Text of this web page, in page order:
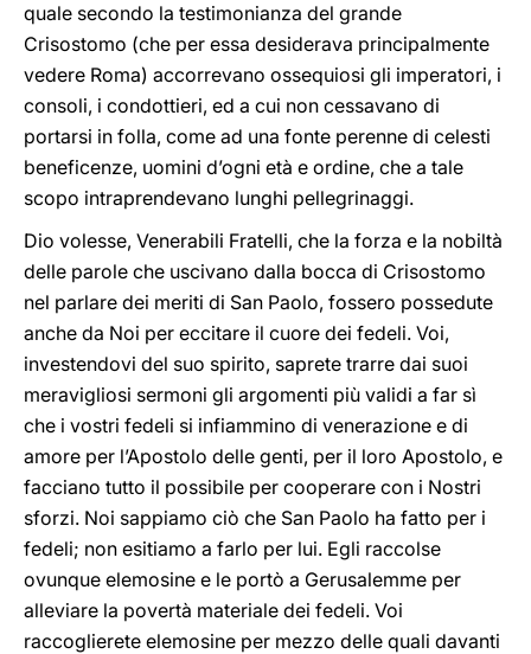
quale secondo la testimonianza del grande
Crisostomo (che per essa desiderava principalmente
vedere Roma) accorrevano ossequiosi gli imperatori, i
consoli, i condottieri, ed a cui non cessavano di
portarsi in folla, come ad una fonte perenne di celesti
beneficenze, uomini d’ogni età e ordine, che a tale
scopo intraprendevano lunghi pellegrinaggi.
Dio volesse, Venerabili Fratelli, che la forza e la nobiltà
delle parole che uscivano dalla bocca di Crisostomo
nel parlare dei meriti di San Paolo, fossero possedute
anche da Noi per eccitare il cuore dei fedeli. Voi,
investendovi del suo spirito, saprete trarre dai suoi
meravigliosi sermoni gli argomenti più validi a far sì
che i vostri fedeli si infiammino di venerazione e di
amore per l’Apostolo delle genti, per il loro Apostolo, e
facciano tutto il possibile per cooperare con i Nostri
sforzi. Noi sappiamo ciò che San Paolo ha fatto per i
fedeli; non esitiamo a farlo per lui. Egli raccolse
ovunque elemosine e le portò a Gerusalemme per
alleviare la povertà materiale dei fedeli. Voi
raccoglierete elemosine per mezzo delle quali davanti